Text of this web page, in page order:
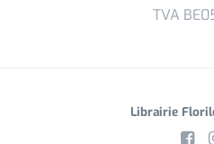
TVA
Librairie